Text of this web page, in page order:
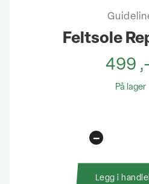
Feltsole
499
På lager
Kit
-
Legg i